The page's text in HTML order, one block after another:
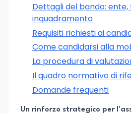
Dettagli del bando: ente,
inquadramento
Requisiti richiesti ai
Come candidarsi alla
La procedura di
Il quadro normativo di
Domande frequenti
Un rinforzo strategico per